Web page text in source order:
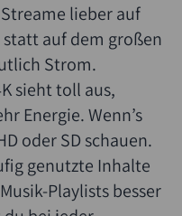
lieber auf
auf dem großen
Strom.
sieht toll aus,
Energie. Wenn’s
oder SD schauen.
genutzte Inhalte
Playlists besser